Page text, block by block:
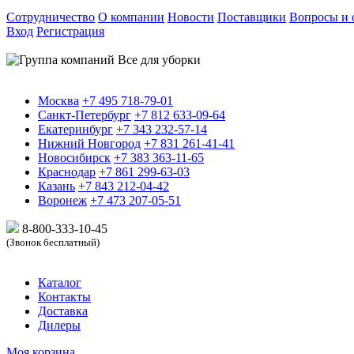
Сотрудничество О компании Новости Поставщики Вопросы и
Вход Регистрация
Москва +7 495 718-79-01
Санкт-Петербург +7 812 633-09-64
Екатеринбург +7 343 232-57-14
Нижний Новгород +7 831 261-41-41
Новосибирск +7 383 363-11-65
Краснодар +7 861 299-63-03
Казань +7 843 212-04-42
Воронеж +7 473 207-05-51
8-800-333-10-45
(Звонок бесплатный)
Каталог
Контакты
Доставка
Дилеры